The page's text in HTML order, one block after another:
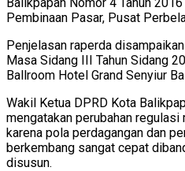
Pembinaan Pasar, Pusat
Penjelasan raperda
Masa Sidang III Tahun Sidang
Ballroom Hotel Grand Senyiur
Wakil Ketua DPRD Kota
mengatakan perubahan
karena pola perdagangan dan
berkembang sangat cepat
disusun.